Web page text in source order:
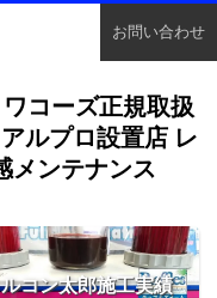
お問い合わせ
コーズ正規取扱
ルプロ設置店 レ
メンテナンス
コン太郎施工実績